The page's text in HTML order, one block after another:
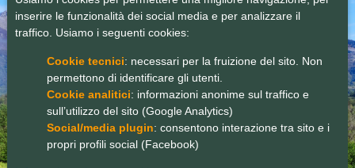
inserire le funzionalità dei social media e per analizzare il
traffico. Usiamo i seguenti cookies:
Cookie tecnici: necessari per la fruizione del sito. Non
permettono di identificare gli utenti.
Cookie analitici: informazioni anonime sul traffico e
sull’utilizzo del sito (Google Analytics)
Social/media plugin: consentono interazione tra sito e i
propri profili social (Facebook)